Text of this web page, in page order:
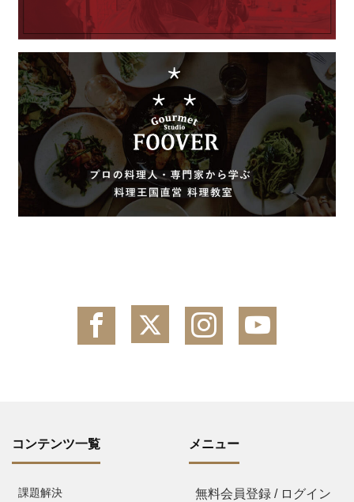
コンテンツ一覧
課題解決
メニュー
無料会員登録 / ログイン